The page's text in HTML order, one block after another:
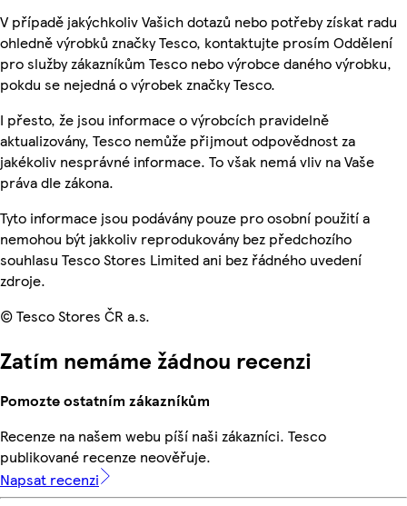
V případě jakýchkoliv Vašich dotazů nebo potřeby získat radu
ohledně výrobků značky Tesco, kontaktujte prosím Oddělení
pro služby zákazníkům Tesco nebo výrobce daného výrobku,
pokdu se nejedná o výrobek značky Tesco.
I přesto, že jsou informace o výrobcích pravidelně
aktualizovány, Tesco nemůže přijmout odpovědnost za
jakékoliv nesprávné informace. To však nemá vliv na Vaše
práva dle zákona.
Tyto informace jsou podávány pouze pro osobní použití a
nemohou být jakkoliv reprodukovány bez předchozího
souhlasu Tesco Stores Limited ani bez řádného uvedení
zdroje.
© Tesco Stores ČR a.s.
Zatím nemáme žádnou recenzi
Pomozte ostatním zákazníkům
Recenze na našem webu píší naši zákazníci. Tesco
publikované recenze neověřuje.
Napsat recenzi